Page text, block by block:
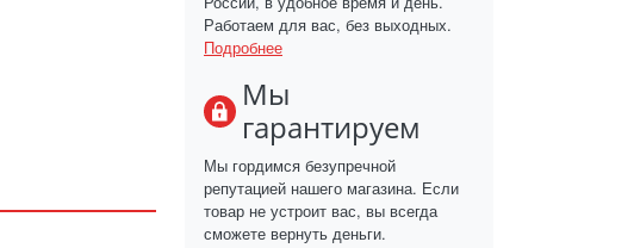
Работаем для вас, без выходных.
Подробнее
Мы
гарантируем
Мы гордимся безупречной
репутацией нашего магазина. Если
товар не устроит вас, вы всегда
сможете вернуть деньги.